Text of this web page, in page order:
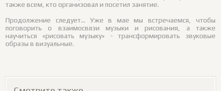
также всем, кто организовал и посетил занятие.
Продолжение следует… Уже в мае мы встречаемся, чтобы
поговорить о взаимосвязи музыки и рисования, а также
научиться «рисовать музыку» - трансформировать звуковые
образы в визуальные.